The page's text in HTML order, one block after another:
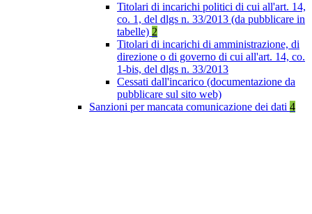
Titolari di incarichi politici di cui all'art. 14,
co. 1, del dlgs n. 33/2013 (da pubblicare in
tabelle) 2
Titolari di incarichi di amministrazione, di
direzione o di governo di cui all'art. 14, co.
1-bis, del dlgs n. 33/2013
Cessati dall'incarico (documentazione da
pubblicare sul sito web)
Sanzioni per mancata comunicazione dei dati 4